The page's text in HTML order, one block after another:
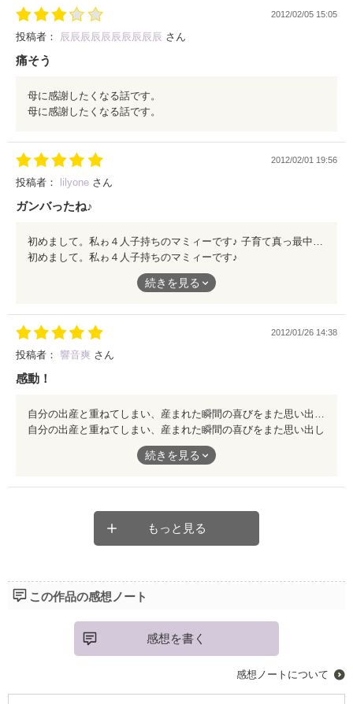
2012/02/05 15:05
投稿者： 辰辰辰辰辰辰辰辰辰辰 さん
痛そう
母に感謝したくなる話です。
母に感謝したくなる話です。
2012/02/01 19:56
投稿者： lilyone さん
ガンバったね♪
初めまして。私ゎ４人子持ちのマミィーです♪ 子育て真っ最中で大変だけどもガンバってね♪ 出産ゎホントに体力勝負だね(≧∇≦)
初めまして。私ゎ４人子持ちのマミィーです♪
子育て真っ最中で大変だけどもガンバってね♪
出産ゎホントに体力勝負だね(≧∇≦)
続きを見る
2012/01/26 14:38
投稿者： 響音爽 さん
感動！
自分の出産と重ねてしまい、産まれた瞬間の喜びをまた思い出しウルウル出来る作品でした。
自分の出産と重ねてしまい、産まれた瞬間の喜びをまた思い出し
ウルウル出来る作品でした。
続きを見る
もっと見る
この作品の感想ノート
感想を書く
感想ノートについて